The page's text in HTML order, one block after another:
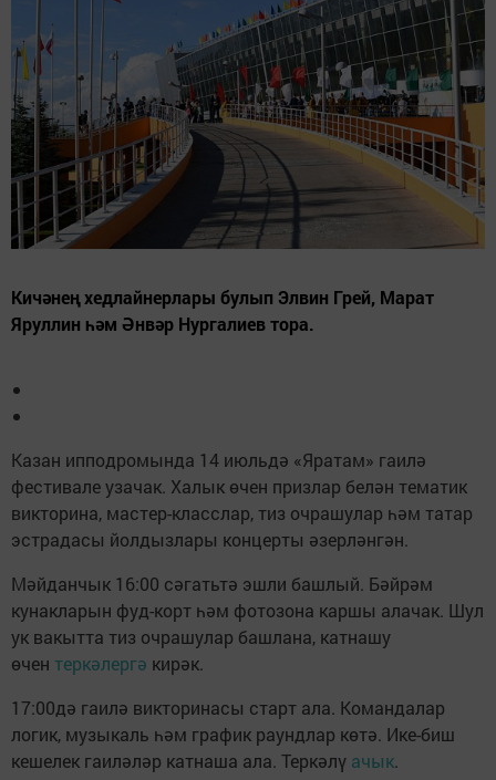
Кичәнең хедлайнерлары булып Элвин Грей, Марат
Яруллин һәм Әнвәр Нургалиев тора.
Казан ипподромында 14 июльдә «Яратам» гаилә
фестивале узачак. Халык өчен призлар белән тематик
викторина, мастер-класслар, тиз очрашулар һәм татар
эстрадасы йолдызлары концерты әзерләнгән.
Мәйданчык 16:00 сәгатьтә эшли башлый. Бәйрәм
кунакларын фуд-корт һәм фотозона каршы алачак. Шул
ук вакытта тиз очрашулар башлана, катнашу
өчен теркәлергә кирәк.
17:00дә гаилә викторинасы старт ала. Командалар
логик, музыкаль һәм график раундлар көтә. Ике-биш
кешелек гаиләләр катнаша ала. Теркәлү ачык.